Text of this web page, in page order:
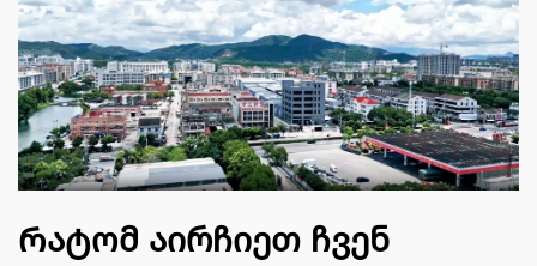
Რატომ აირჩიეთ ჩვენ